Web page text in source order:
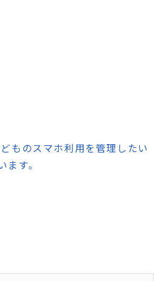
ものスマホ利用を管理したい
す。